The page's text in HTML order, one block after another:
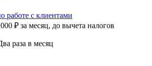
работе с клиентами
₽ за месяц, до вычета налогов
раза в месяц